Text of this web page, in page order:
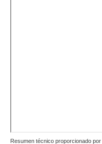
Resumen técnico proporcionado por